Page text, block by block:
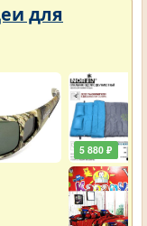
для
5 880 ₽